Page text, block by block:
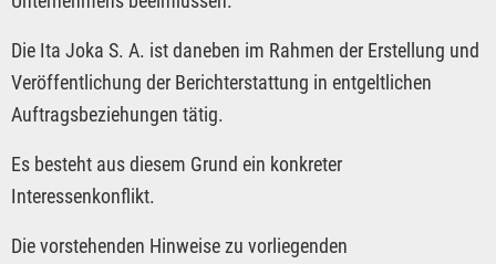
Die Ita Joka S. A. ist daneben im Rahmen der Erstellung und
Veröffentlichung der Berichterstattung in entgeltlichen
Auftragsbeziehungen tätig.
Es besteht aus diesem Grund ein konkreter
Interessenkonflikt.
Die vorstehenden Hinweise zu vorliegenden